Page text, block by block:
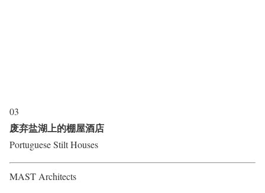
03
废弃盐湖上的棚屋酒店
Portuguese Stilt Houses
MAST Architects